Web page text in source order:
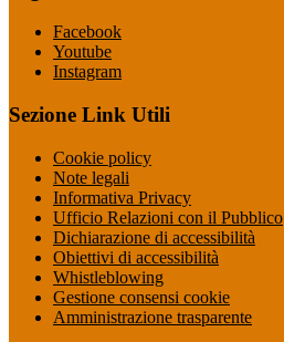
Facebook
Youtube
Instagram
Sezione Link Utili
Cookie policy
Note legali
Informativa Privacy
Ufficio Relazioni con il Pubblico
Dichiarazione di accessibilità
Obiettivi di accessibilità
Whistleblowing
Gestione consensi cookie
Amministrazione trasparente